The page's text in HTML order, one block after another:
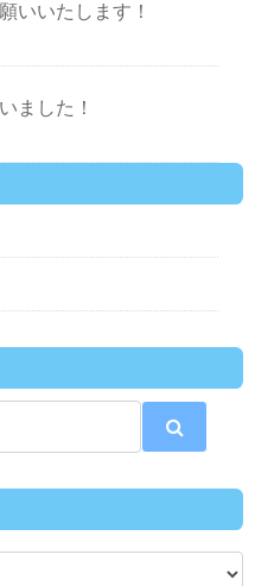
いいたします！
ました！